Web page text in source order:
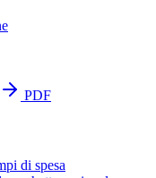
PDF
di spesa